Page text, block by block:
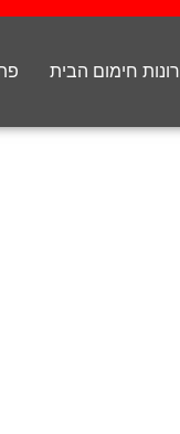
חימום הבית